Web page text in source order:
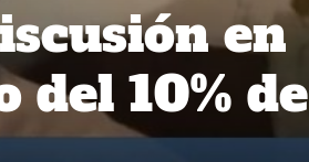
en
del 10% de